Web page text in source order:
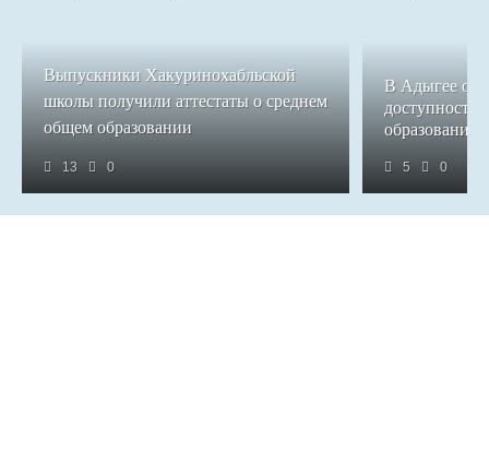
Выпускники Хакуринохабльской
школы получили аттестаты о среднем
общем образовании
13 0
В Адыгее
доступность
образования
5 0